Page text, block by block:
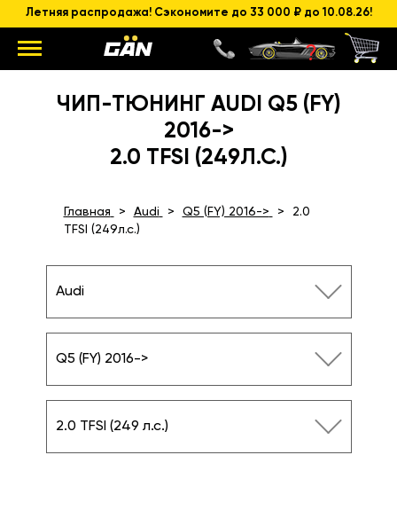
Летняя распродажа! Сэкономите до 33 000 ₽ до 10.08.26!
ЧИП-ТЮНИНГ AUDI Q5 (FY)
2016->
2.0 TFSI (249Л.С.)
Главная Audi Q5 (FY) 2016->
2.0
TFSI (249л.с.)
Audi
Q5 (FY) 2016->
2.0 TFSI (249 л.с.)